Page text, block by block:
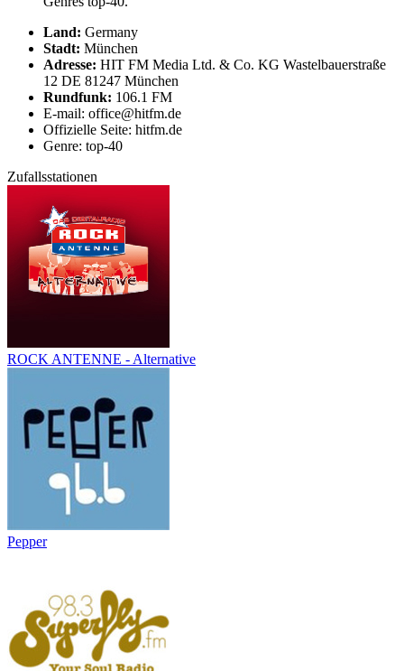
Land: Germany
Stadt: München
Adresse: HIT FM Media Ltd. & Co. KG Wastelbauerstraße
12 DE 81247 München
Rundfunk: 106.1 FM
E-mail: office@hitfm.de
Offizielle Seite: hitfm.de
Genre: top-40
Zufallsstationen
ROCK ANTENNE - Alternative
Pepper